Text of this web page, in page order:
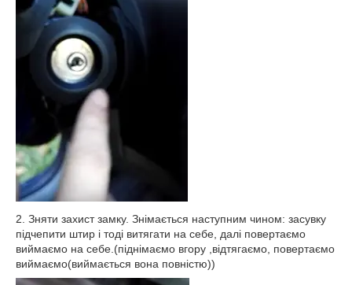
2. Зняти захист замку. Знімається наступним чином: засувку
підчепити штир і тоді витягати на себе, далі повертаємо
виймаємо на себе.(піднімаємо вгору ,відтягаємо, повертаємо
виймаємо(виймається вона повністю))